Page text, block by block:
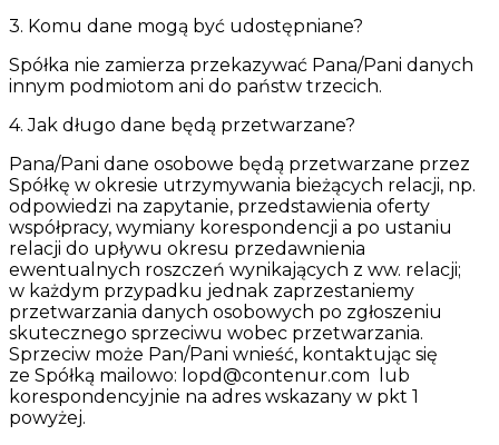
3. Komu dane mogą być udostępniane?
Spółka nie zamierza przekazywać Pana/Pani danych
innym podmiotom ani do państw trzecich.
4. Jak długo dane będą przetwarzane?
Pana/Pani dane osobowe będą przetwarzane przez
Spółkę w okresie utrzymywania bieżących relacji, np.
odpowiedzi na zapytanie, przedstawienia oferty
współpracy, wymiany korespondencji a po ustaniu
relacji do upływu okresu przedawnienia
ewentualnych roszczeń wynikających z ww. relacji;
w każdym przypadku jednak zaprzestaniemy
przetwarzania danych osobowych po zgłoszeniu
skutecznego sprzeciwu wobec przetwarzania.
Sprzeciw może Pan/Pani wnieść, kontaktując się
ze Spółką mailowo: lopd@contenur.com lub
korespondencyjnie na adres wskazany w pkt 1
powyżej.